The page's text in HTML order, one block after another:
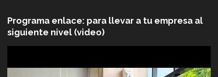
Programa enlace: para llevar a tu empresa al
siguiente nivel (video)